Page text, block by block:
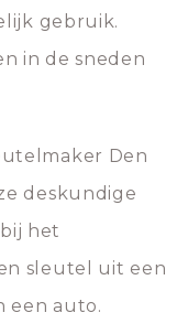
gebruik.
in de sneden
Den
deskundige
het
sleutel uit een
een auto.